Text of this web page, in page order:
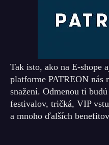
Tak isto, ako na E-shope
platforme PATREON nás
snažení. Odmenou ti
festivalov, tričká, VIP
a mnoho ďalších